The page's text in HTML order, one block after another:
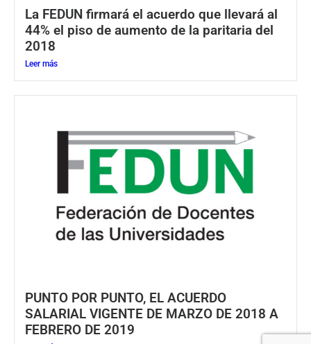
La FEDUN firmará el acuerdo que llevará al
44% el piso de aumento de la paritaria del
2018
Leer más
PUNTO POR PUNTO, EL ACUERDO
SALARIAL VIGENTE DE MARZO DE 2018 A
FEBRERO DE 2019